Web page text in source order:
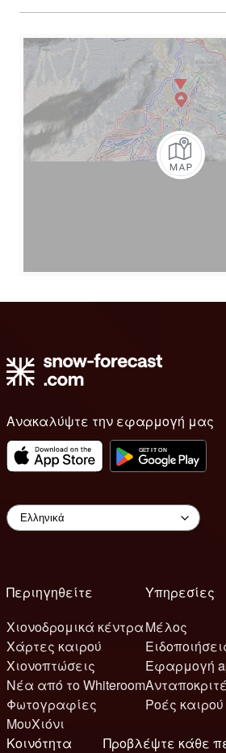
Ανακαλύψτε την εφαρμογή μας
Περιηγηθείτε
Χιονοδρομικά κέντρα
Χάρτες καιρού
Χιονοπτώσεις
Νέα από το Whiteroom
Φωτογραφίες
ΜουΧιόνι
Υπηρεσίες
Μέλος
Εφαρμογή
Ροές καιρού
Κοινότητα
Προβλέψτε κάθε